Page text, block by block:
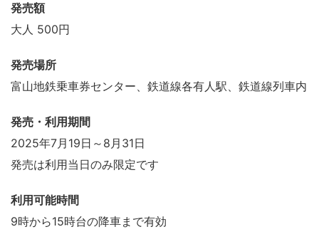
発売額
大人 500円
発売場所
富山地鉄乗車券センター、鉄道線各有人駅、鉄道線列車内
発売・利用期間
2025年7月19日～8月31日
発売は利用当日のみ限定です
利用可能時間
9時から15時台の降車まで有効